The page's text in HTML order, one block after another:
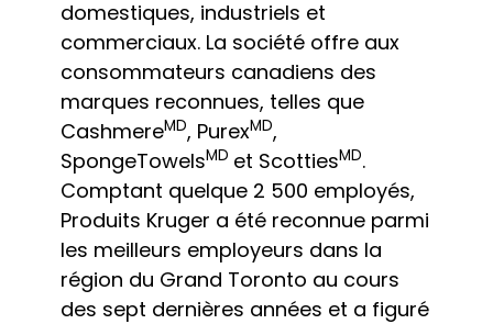
domestiques, industriels et
commerciaux. La société offre aux
consommateurs canadiens des
marques reconnues, telles que
CashmereMD, PurexMD,
SpongeTowelsMD et ScottiesMD.
Comptant quelque 2 500 employés,
Produits Kruger a été reconnue parmi
les meilleurs employeurs dans la
région du Grand Toronto au cours
des sept dernières années et a figuré